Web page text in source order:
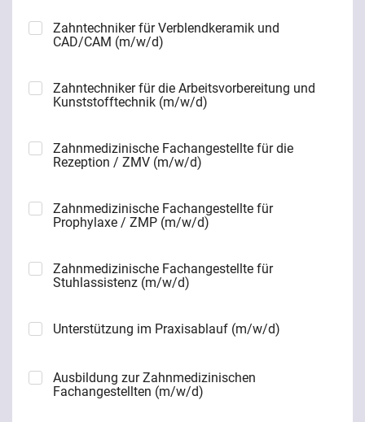
Zahntechniker für Verblendkeramik und
CAD/CAM (m/w/d)
Zahntechniker für die Arbeitsvorbereitung und
Kunststofftechnik (m/w/d)
Zahnmedizinische Fachangestellte für die
Rezeption / ZMV (m/w/d)
Zahnmedizinische Fachangestellte für
Prophylaxe / ZMP (m/w/d)
Zahnmedizinische Fachangestellte für
Stuhlassistenz (m/w/d)
Unterstützung im Praxisablauf (m/w/d)
Ausbildung zur Zahnmedizinischen
Fachangestellten (m/w/d)